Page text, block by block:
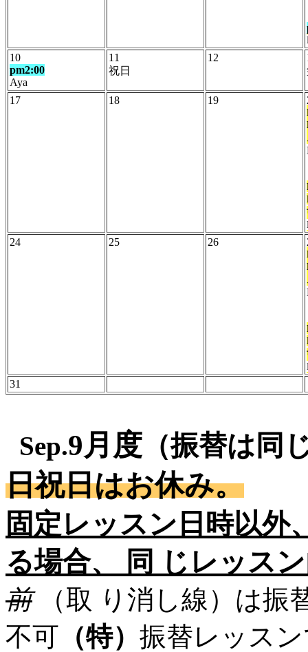
10
pm2:00
Aya
11
祝日
12
17 18 19
24 25 26
31
Sep.9月度 （振替は同
日祝日はお休み。
固定レッスン日時以外
る場合、 同 じレッス
前（取 り消し線）は振
不可 （特） 振替レッス